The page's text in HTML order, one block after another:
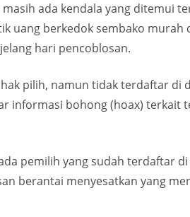
ada kendala yang ditemui
uang berkedok sembako
hari pencoblosan.
pilih, namun tidak terdaftar di
informasi bohong (hoax) terkait
pemilih yang sudah terdaftar
berantai menyesatkan yang